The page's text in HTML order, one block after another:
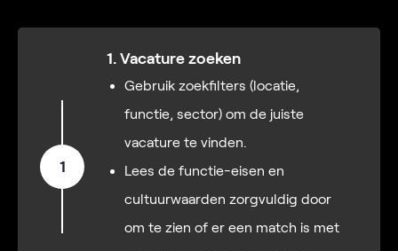
1
1. Vacature zoeken
Gebruik zoekfilters (locatie,
functie, sector) om de juiste
vacature te vinden.
Lees de functie-eisen en
cultuurwaarden zorgvuldig door
om te zien of er een match is met